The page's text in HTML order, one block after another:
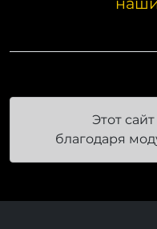
Наш модуль уже
Этот
благодаря